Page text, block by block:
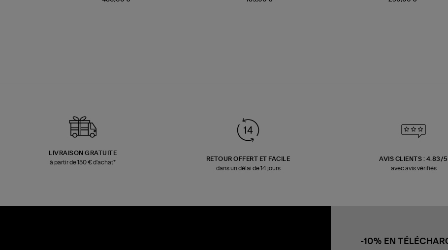
LIVRAISON GRATUITE
à partir de 150 € d'achat*
RETOUR OFFERT ET FACILE
dans un délai de 14 jours
AVIS CLIENTS : 4.83/5
avec avis vérifiés
-10% EN